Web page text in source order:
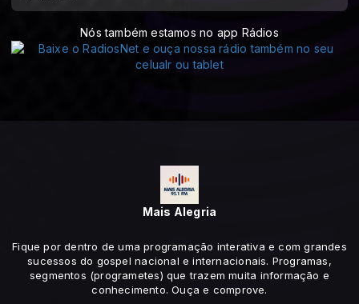
Nós também estamos no app Rádios
Mais Alegria
Fique por dentro de uma programação interativa e com grandes
sucessos do gospel nacional e internacionais. Programas,
segmentos (programetes) que trazem muita informação e
conhecimento. Ouça e comprove.